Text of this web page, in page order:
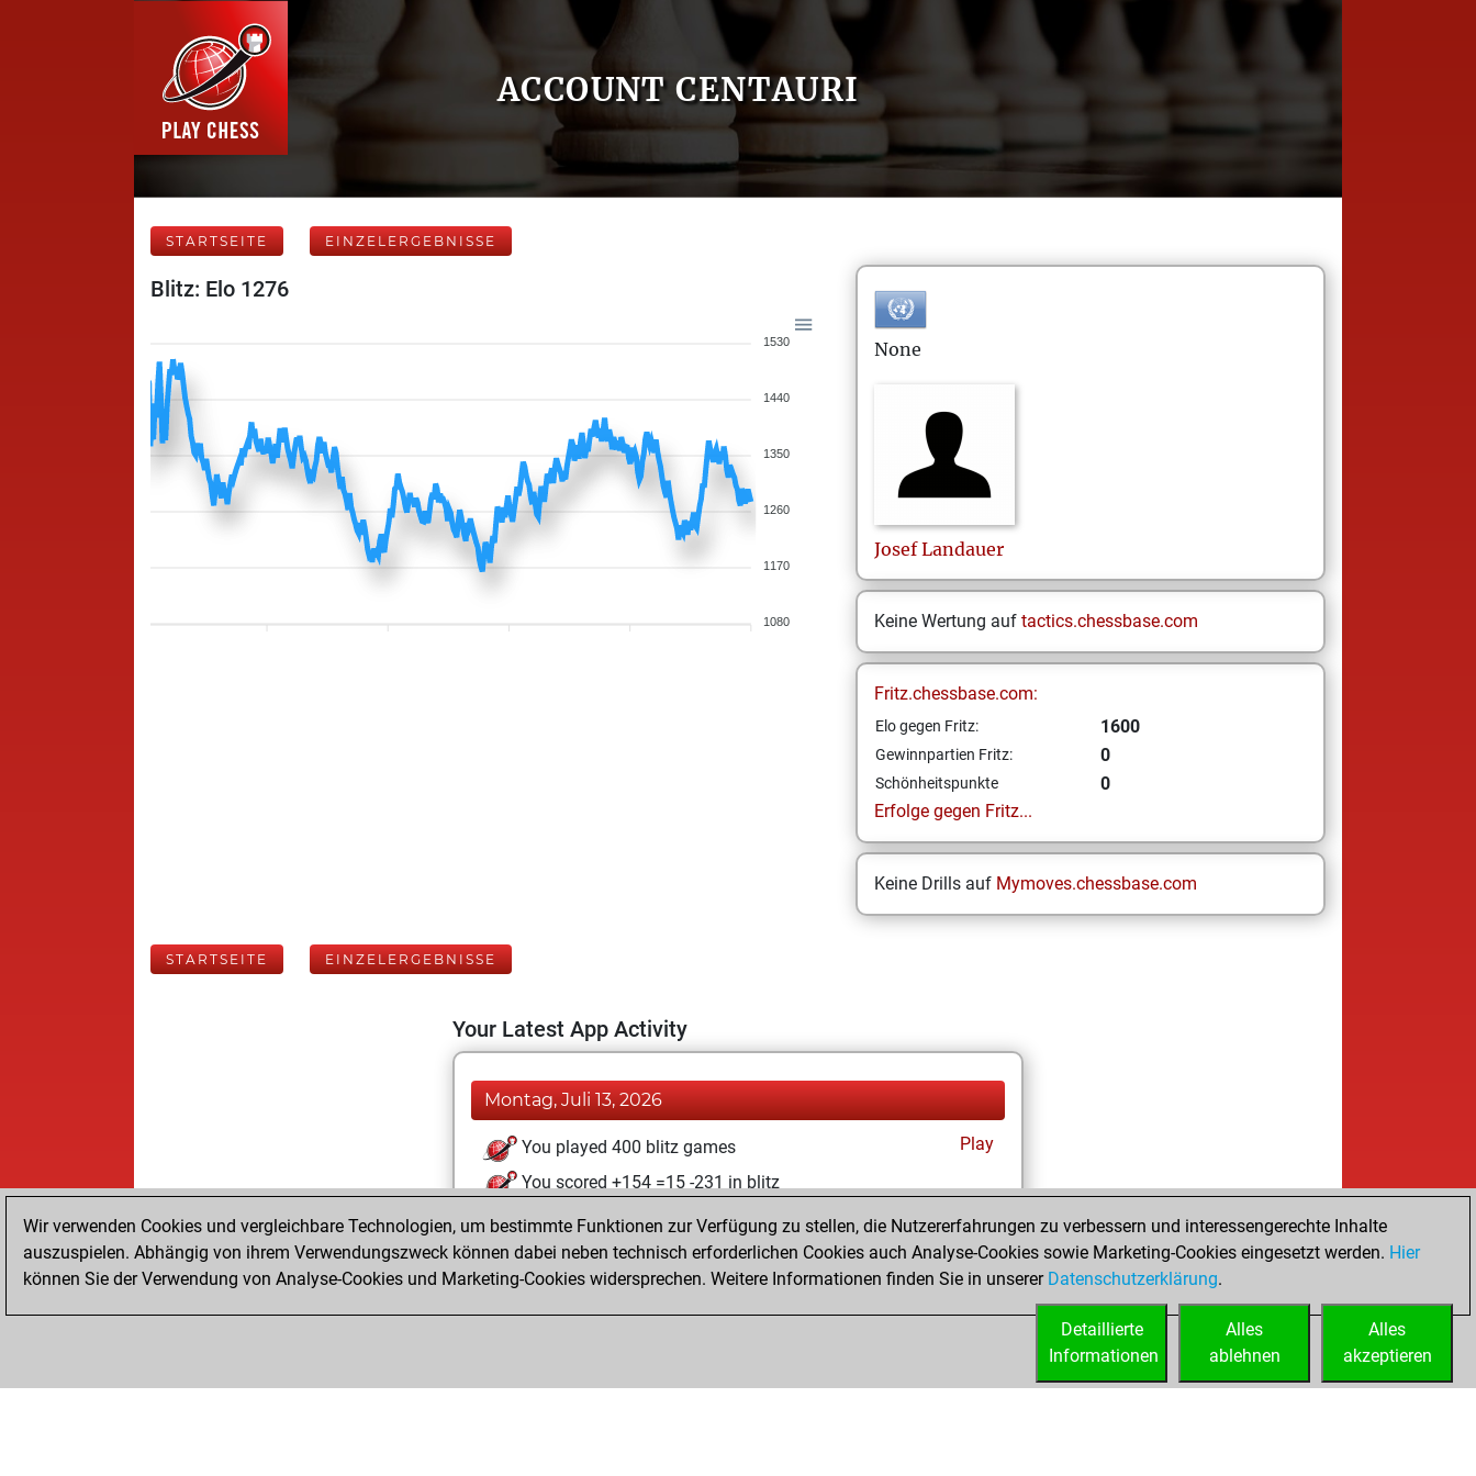
ACCOUNT CENTAURI
STARTSEITE EINZELERGEBNISSE
Blitz: Elo 1276
1530
1440
1350
1260
1170
1080
None
Josef Landauer
Keine Wertung auf tactics.chessbase.com
Fritz.chessbase.com:
Elo gegen Fritz: 1600
Gewinnpartien Fritz: 0
Schönheitspunkte
0
Erfolge gegen Fritz...
Keine Drills auf Mymoves.chessbase.com
STARTSEITE EINZELERGEBNISSE
Your Latest App Activity
Montag, Juli 13, 2026
You played 400 blitz games
Play
You scored +154 =15 -231 in blitz
Montag, Juli 24, 2023
You created your Fritz account Fritz
Wir verwenden Cookies und vergleichbare Technologien, um bestimmte Funktionen zur Verfügung zu stellen, die Nutzererfahrungen zu verbessern und interessengerechte Inhalte
auszuspielen. Abhängig von ihrem Verwendungszweck können dabei neben technisch erforderlichen Cookies auch Analyse-Cookies sowie Marketing-Cookies eingesetzt werden. Hier
können Sie der Verwendung von Analyse-Cookies und Marketing-Cookies widersprechen. Weitere Informationen finden Sie in unserer Datenschutzerklärung.
Alles
akzeptieren
Alles
ablehnen
Detaillierte
Informationen